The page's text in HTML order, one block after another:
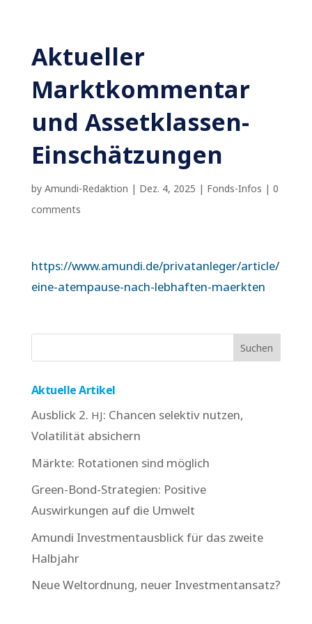
Aktueller
Marktkommentar
und Assetklassen-
Einschätzungen
by Amundi-Redaktion | Dez. 4, 2025 | Fonds-Infos | 0
comments
https://www.amundi.de/privatanleger/article/
eine-atempause-nach-lebhaften-maerkten
Aktuelle Artikel
Ausblick 2. HJ: Chancen selektiv nutzen,
Volatilität absichern
Märkte: Rotationen sind möglich
Green-Bond-Strategien: Positive
Auswirkungen auf die Umwelt
Amundi Investmentausblick für das zweite
Halbjahr
Neue Weltordnung, neuer Investmentansatz?